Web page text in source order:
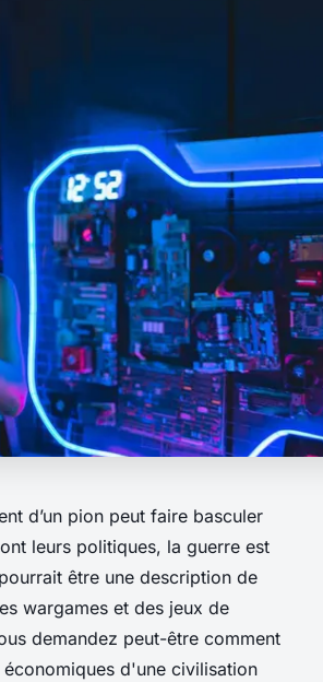
d’un pion peut faire basculer
leurs politiques, la guerre est
être une description de
wargames et des jeux de
demandez peut-être comment
d'une civilisation